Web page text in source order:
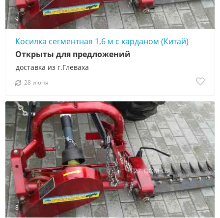
9
Косилка сегментная 1,6 м с карданом (Китай)
доставка из г.Глеваха
Открыты для предложений
28 июня
8